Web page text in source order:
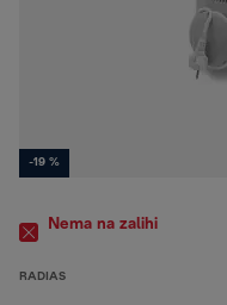
-19 %
Nema na zalihi
RADIAS